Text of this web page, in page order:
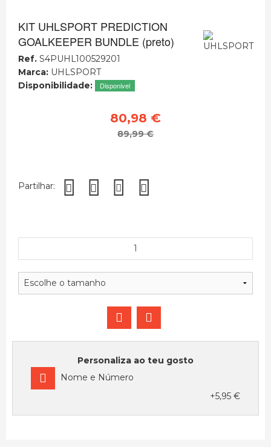
KIT UHLSPORT PREDICTION
GOALKEEPER BUNDLE (preto)
Ref. S4PUHL100529201
Marca: UHLSPORT
Disponibilidade:
Disponivel
80,98 €
89,99 €
Partilhar:
Personaliza ao teu gosto
Nome e Número
+5,95 €